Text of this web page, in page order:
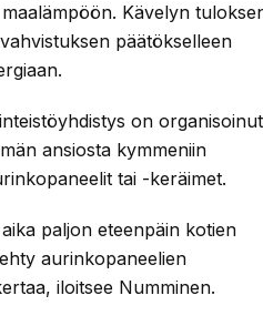
Kävelyn
päätökselleen
on organisoinut
ansiosta kymmeniin
tai -keräimet.
paljon eteenpäin kotien
aurinkopaneelien
iloitsee Numminen.